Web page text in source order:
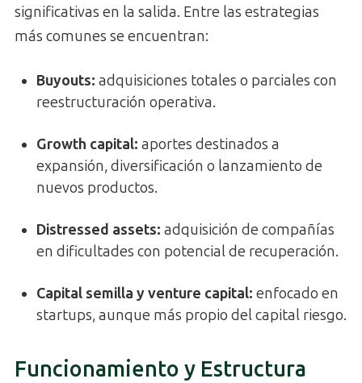
significativas en la salida. Entre las estrategias
más comunes se encuentran:
Buyouts: adquisiciones totales o parciales con
reestructuración operativa.
Growth capital: aportes destinados a
expansión, diversificación o lanzamiento de
nuevos productos.
Distressed assets: adquisición de compañías
en dificultades con potencial de recuperación.
Capital semilla y venture capital: enfocado en
startups, aunque más propio del capital riesgo.
Funcionamiento y Estructura